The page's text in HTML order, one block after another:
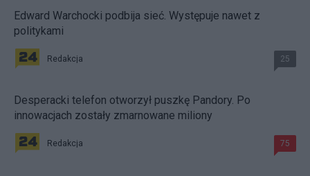
Edward Warchocki podbija sieć. Występuje nawet z
politykami
Redakcja 25
Desperacki telefon otworzył puszkę Pandory. Po
innowacjach zostały zmarnowane miliony
Redakcja 75